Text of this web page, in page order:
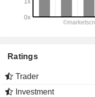
Ratings
Trader
Investment